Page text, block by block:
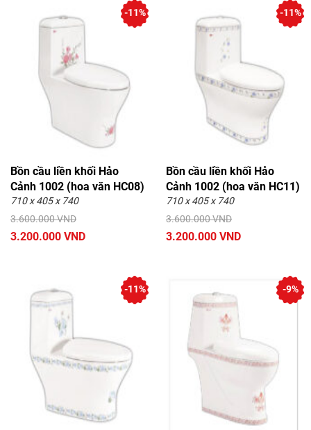
Bồn cầu liền khối Hảo
Cảnh 1002 (hoa văn HC08)
710 x 405 x 740
3.600.000 VND
3.200.000 VND
-11%
Bồn cầu liền khối Hảo
Cảnh 1002 (hoa văn HC11)
710 x 405 x 740
3.600.000 VND
3.200.000 VND
-11%
-11% -9%